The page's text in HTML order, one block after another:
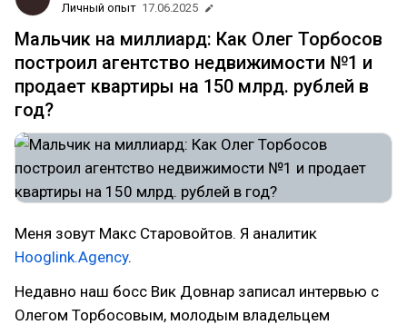
Личный опыт 17.06.2025
Мальчик на миллиард: Как Олег Торбосов
построил агентство недвижимости №1 и
продает квартиры на 150 млрд. рублей в
год?
Меня зовут Макс Старовойтов. Я аналитик
Hooglink.Agency.
Недавно наш босс Вик Довнар записал интервью с
Олегом Торбосовым, молодым владельцем